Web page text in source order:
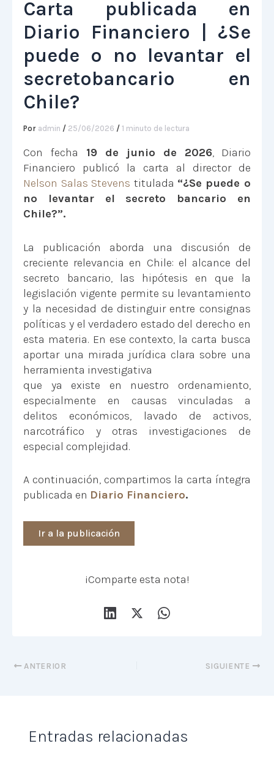
Carta publicada en
Diario Financiero | ¿Se
puede o no levantar el
secretobancario en
Chile?
Por admin / 25/06/2026 /1 minuto de lectura
Con fecha 19 de junio de 2026, Diario
Financiero publicó la carta al director de
Nelson Salas Stevens titulada “¿Se puede o
no levantar el secreto bancario en
Chile?”.
La publicación aborda una discusión de
creciente relevancia en Chile: el alcance del
secreto bancario, las hipótesis en que la
legislación vigente permite su levantamiento
y la necesidad de distinguir entre consignas
políticas y el verdadero estado del derecho en
esta materia. En ese contexto, la carta busca
aportar una mirada jurídica clara sobre una
herramienta investigativa
que ya existe en nuestro ordenamiento,
especialmente en causas vinculadas a
delitos económicos, lavado de activos,
narcotráfico y otras investigaciones de
especial complejidad.
A continuación, compartimos la carta íntegra
publicada en Diario Financiero.
Ir a la publicación
¡Comparte esta nota!
ANTERIOR SIGUIENTE
Entradas relacionadas